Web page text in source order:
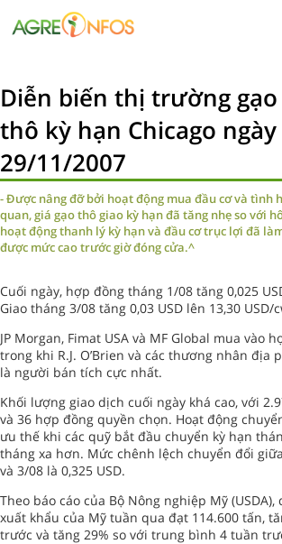
Diễn biến thị trường gạo
thô kỳ hạn Chicago ngày
29/11/2007
- Được nâng đỡ bởi hoạt động mua đầu cơ và tình
quan, giá gạo thô giao kỳ hạn đã tăng nhẹ so với
hoạt động thanh lý kỳ hạn và đầu cơ trục lợi đã
được mức cao trước giờ đóng cửa.^
Cuối ngày, hợp đồng tháng 1/08 tăng 0,025
Giao tháng 3/08 tăng 0,03 USD lên 13,30 USD/
JP Morgan, Fimat USA và MF Global mua vào
trong khi R.J. O’Brien và các thương nhân địa
là người bán tích cực nhất.
Khối lượng giao dịch cuối ngày khá cao, với
và 36 hợp đồng quyền chọn. Hoạt động
ưu thế khi các quỹ bắt đầu chuyển kỳ hạn
tháng xa hơn. Mức chênh lệch chuyển đổi
và 3/08 là 0,325 USD.
Theo báo cáo của Bộ Nông nghiệp Mỹ
xuất khẩu của Mỹ tuần qua đạt 114.600 tấn,
trước và tăng 29% so với trung bình 4 tuần